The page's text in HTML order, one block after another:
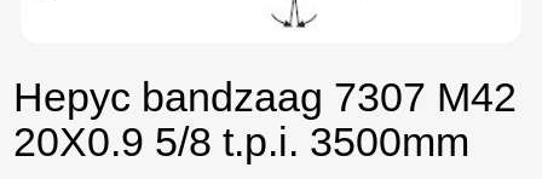
Hepyc bandzaag 7307 M42
20X0.9 5/8 t.p.i. 3500mm